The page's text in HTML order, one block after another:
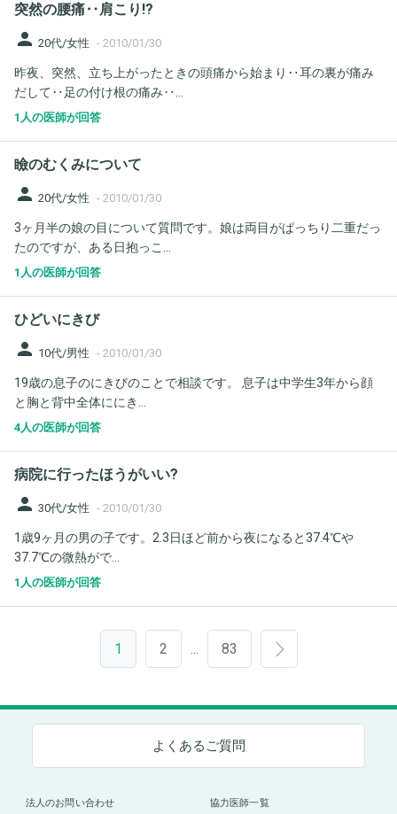
突然の腰痛‥肩こり!?
person 20代/女性 - 2010/01/30
昨夜、突然、立ち上がったときの頭痛から始まり‥耳の裏が痛み
だして‥足の付け根の痛み‥...
1人の医師が回答
瞼のむくみについて
person 20代/女性 - 2010/01/30
3ヶ月半の娘の目について質問です。娘は両目がぱっちり二重だっ
たのですが、ある日抱っこ...
1人の医師が回答
ひどいにきび
person 10代/男性 - 2010/01/30
19歳の息子のにきびのことで相談です。 息子は中学生3年から顔
と胸と背中全体ににき...
4人の医師が回答
病院に行ったほうがいい?
person 30代/女性 - 2010/01/30
1歳9ヶ月の男の子です。2.3日ほど前から夜になると37.4℃や
37.7℃の微熱がで...
1人の医師が回答
1 2 83
よくあるご質問
法人のお問い合わせ 協力医師一覧